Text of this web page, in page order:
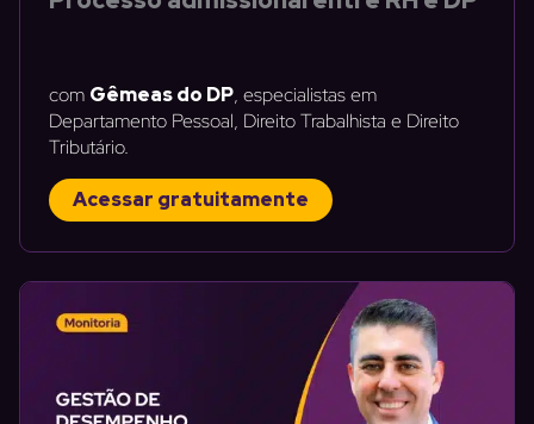
com Gêmeas do DP, especialistas em
Departamento Pessoal, Direito Trabalhista e Direito
Tributário.
Acessar gratuitamente